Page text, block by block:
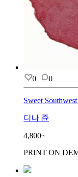
0 0
Sweet
디나 쥰
4,800~
PRINT ON